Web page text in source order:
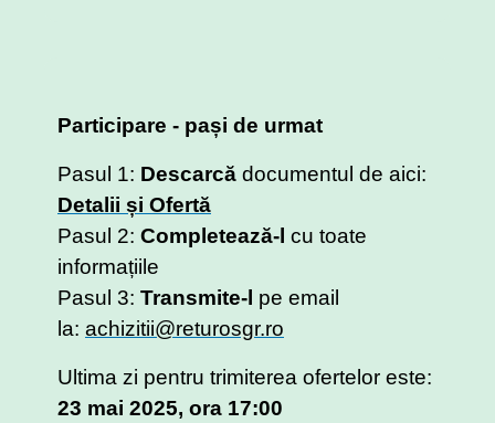
Participare - pași de urmat
Pasul 1: Descarcă documentul de aici:
Detalii și Ofertă
Pasul 2: Completează-l cu toate
informațiile
Pasul 3: Transmite-l pe email
la: achizitii@returosgr.ro
Ultima zi pentru trimiterea ofertelor este:
23 mai 2025, ora 17:00